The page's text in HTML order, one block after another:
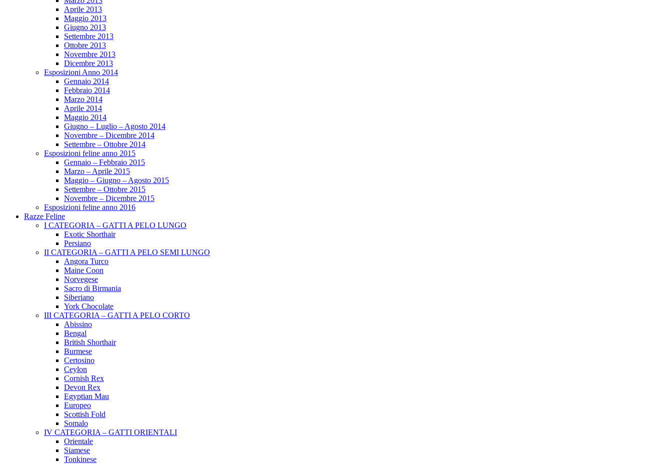
Aprile 2013
Maggio 2013
Giugno 2013
Settembre 2013
Ottobre 2013
Novembre 2013
Dicembre 2013
Esposizioni Anno 2014
Gennaio 2014
Febbraio 2014
Marzo 2014
Aprile 2014
Maggio 2014
Giugno – Luglio – Agosto 2014
Novembre – Dicembre 2014
Settembre – Ottobre 2014
Esposizioni feline anno 2015
Gennaio – Febbraio 2015
Marzo – Aprile 2015
Maggio – Giugno – Agosto 2015
Settembre – Ottobre 2015
Novembre – Dicembre 2015
Esposizioni feline anno 2016
Razze Feline
I CATEGORIA – GATTI A PELO LUNGO
Exotic Shorthair
Persiano
II CATEGORIA – GATTI A PELO SEMI LUNGO
Angora Turco
Maine Coon
Norvegese
Sacro di Birmania
Siberiano
York Chocolate
III CATEGORIA – GATTI A PELO CORTO
Abissino
Bengal
British Shorthair
Burmese
Certosino
Ceylon
Cornish Rex
Devon Rex
Egyptian Mau
Europeo
Scottish Fold
Somalo
IV CATEGORIA – GATTI ORIENTALI
Orientale
Siamese
Tonkinese